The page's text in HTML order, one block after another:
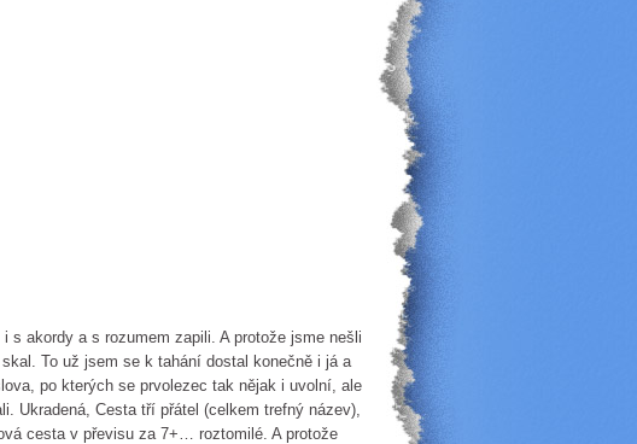
akordy a s rozumem zapili. A protože jsme nešli
To už jsem se k tahání dostal konečně i já a
po kterých se prvolezec tak nějak i uvolní, ale
Ukradená, Cesta tří přátel (celkem trefný název),
cesta v převisu za 7+… roztomilé. A protože